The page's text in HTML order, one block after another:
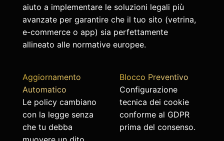
aiuto a implementare le soluzioni legali più
avanzate per garantire che il tuo sito (vetrina,
e-commerce o app) sia perfettamente
allineato alle normative europee.
Aggiornamento
Automatico
Le policy cambiano
con la legge senza
che tu debba
Blocco Preventivo
Configurazione
tecnica dei cookie
conforme al GDPR
prima del consenso.